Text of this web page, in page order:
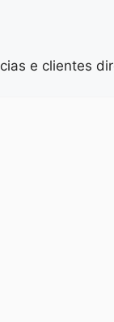
e clientes